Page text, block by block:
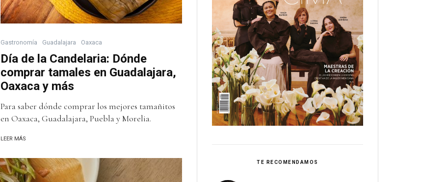
Gastronomía Guadalajara Oaxaca
Día de la Candelaria: Dónde
comprar tamales en Guadalajara,
Oaxaca y más
Para saber dónde comprar los mejores tamañitos
en Oaxaca, Guadalajara, Puebla y Morelia.
LEER MÁS
TE RECOMENDAMOS